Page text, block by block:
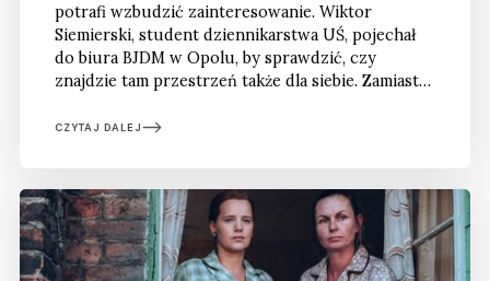
potrafi wzbudzić zainteresowanie. Wiktor
Siemierski, student dziennikarstwa UŚ, pojechał
do biura BJDM w Opolu, by sprawdzić, czy
znajdzie tam przestrzeń także dla siebie. Zamiast
nie potrafi jasno odpowiedzieć, po co właściwie
CZYTAJ DALEJ